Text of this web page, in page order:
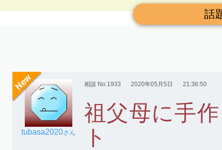
話
tubasa2020さん
相談 No.1933 2020年05月5日 21:36:50
祖父母に手
ト